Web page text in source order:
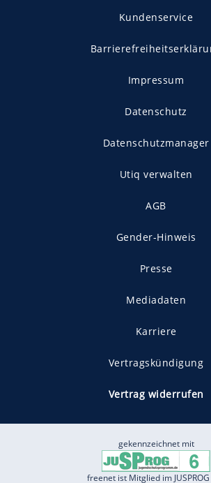
Kundenservice
Impressum
Datenschutz
Datenschutzmanager
Utiq verwalten
AGB
Gender-Hinweis
Presse
Mediadaten
Karriere
Vertragskündigung
Vertrag widerrufen
gekennzeichnet mit
freenet ist Mitglied im JUSPROG